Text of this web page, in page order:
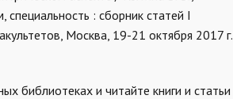
: сборник статей I
Москва, 19-21 октября 2017 г.
библиотеках и читайте книги и статьи